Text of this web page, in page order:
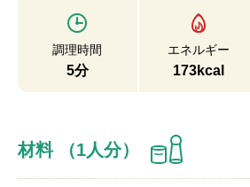
調理時間
5分
エネルギー
173kcal
材料 （1人分）